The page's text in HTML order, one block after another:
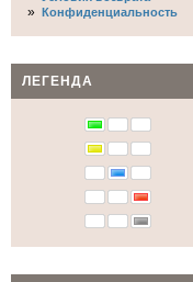
» Конфиденциальность
ЛЕГЕНДА